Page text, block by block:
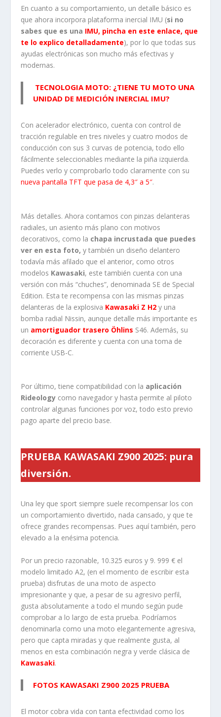
En cuanto a su comportamiento, un detalle básico es
que ahora incorpora plataforma inercial IMU (si no
sabes que es una IMU, pincha en este enlace, que
te lo explico detalladamente), por lo que todas sus
ayudas electrónicas son mucho más efectivas y
modernas.
TECNOLOGIA MOTO: ¿TIENE TU MOTO UNA
UNIDAD DE MEDICIÓN INERCIAL IMU?
Con acelerador electrónico, cuenta con control de
tracción regulable en tres niveles y cuatro modos de
conducción con sus 3 curvas de potencia, todo ello
fácilmente seleccionables mediante la piña izquierda.
Puedes verlo y comprobarlo todo claramente con su
nueva pantalla TFT que pasa de 4,3″ a 5″.
Más detalles. Ahora contamos con pinzas delanteras
radiales, un asiento más plano con motivos
decorativos, como la chapa incrustada que puedes
ver en esta foto,y también un diseño delantero
todavía más afilado que el anterior, como otros
modelos Kawasaki, este también cuenta con una
versión con más “chuches”, denominada SE de Special
Edition. Esta te recompensa con las mismas pinzas
delanteras de la explosiva Kawasaki Z H2 y una
bomba radial Nissin, aunque detalle más importante es
un amortiguador trasero Öhlins S46. Además, su
decoración es diferente y cuenta con una toma de
corriente USB-C.
Por último, tiene compatibilidad con la aplicación
Rideology como navegador y hasta permite al piloto
controlar algunas funciones por voz, todo esto previo
pago aparte del precio base.
PRUEBA KAWASAKI Z900 2025: pura
diversión.
Una ley que sport siempre suele recompensar los con
un comportamiento divertido, nada cansado, y que te
ofrece grandes recompensas. Pues aquí también, pero
elevado a la enésima potencia.
Por un precio razonable, 10.325 euros y 9. 999 € el
modelo limitado A2, (en el momento de escribir esta
prueba) disfrutas de una moto de aspecto
impresionante y que, a pesar de su agresivo perfil,
gusta absolutamente a todo el mundo según pude
comprobar a lo largo de esta prueba. Podríamos
denominarla como una moto elegantemente agresiva,
pero que capta miradas y que realmente gusta, al
menos en esta combinación negra y verde clásica de
Kawasaki.
FOTOS KAWASAKI Z900 2025 PRUEBA
El motor cobra vida con tanta efectividad como los